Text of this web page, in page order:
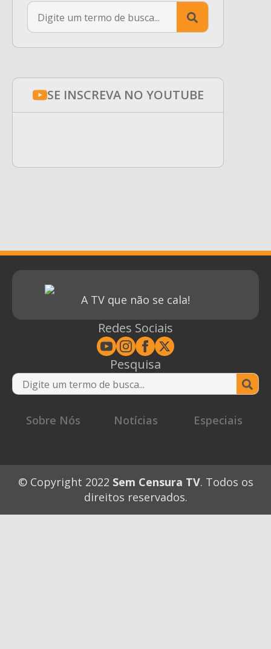
Search
for:
SE INSCREVA NO YOUTUBE
A TV que não se cala!
Redes Sociais
Pesquisa
Sobre Nós
Notícias Especiais
© Copyright 2022 Sem Censura TV. Todos os
direitos reservados.